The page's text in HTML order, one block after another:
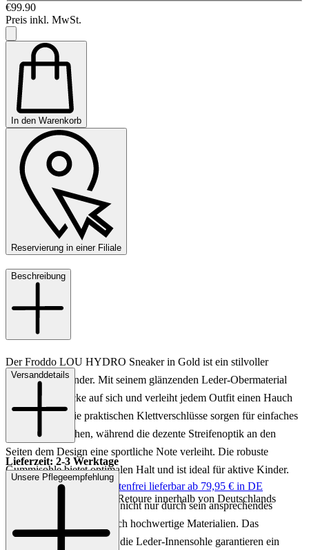
€99.90
Preis inkl. MwSt.
In den Warenkorb
Reservierung in einer Filiale
Beschreibung
Der Froddo LOU HYDRO Sneaker in Gold ist ein stilvoller
Begleiter für Kinder. Mit seinem glänzenden Leder-Obermaterial
zieht er alle Blicke auf sich und verleiht jedem Outfit einen Hauch
von Eleganz. Die praktischen Klettverschlüsse sorgen für einfaches
An- und Ausziehen, während die dezente Streifenoptik an den
Seiten dem Design eine sportliche Note verleiht. Die robuste
Gummisohle bietet optimalen Halt und ist ideal für aktive Kinder.
Dieser Sneaker überzeugt nicht nur durch sein ansprechendes
Design, sondern auch durch hochwertige Materialien. Das
Innenfutter aus Textil und die Leder-Innensohle garantieren ein
Versanddetails
Lieferzeit: 2-3 Werktage
Keine Versandkosten:
kostenfrei lieferbar ab 79,95 € in DE
Einfache und Kostenlose Retoure innerhalb von Deutschlands
Unsere Pflegeempfehlung